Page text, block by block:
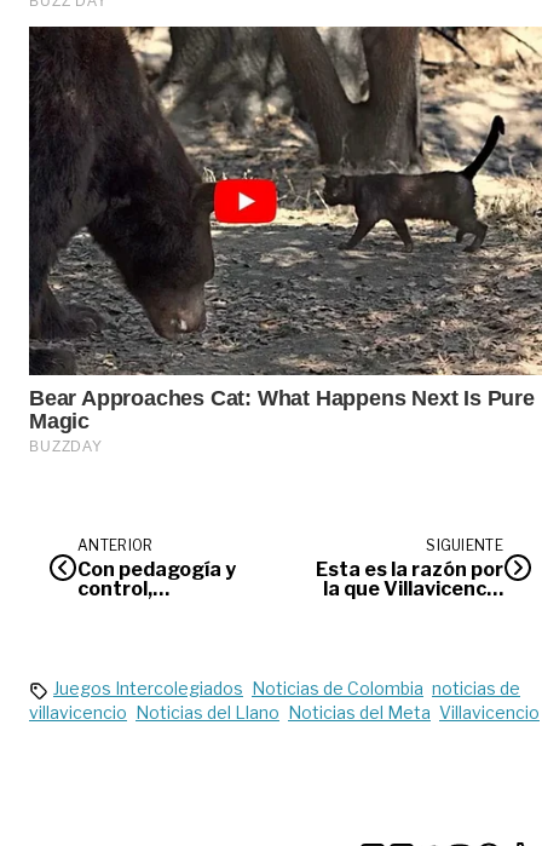
ANTERIOR
Con pedagogía y
control,
SIGUIENTE
Esta es la razón por
la que Villavicencio
Juegos Intercolegiados Noticias de Colombia noticias de
villavicencio Noticias del Llano Noticias del Meta Villavicencio